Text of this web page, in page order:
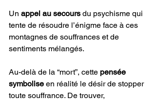
Un appel au secours du psychisme qui
tente de résoudre l’énigme face à ces
montagnes de souffrances et de
sentiments mélangés.
Au-delà de la “mort”, cette pensée
symbolise en réalité le désir de stopper
toute souffrance. De trouver,